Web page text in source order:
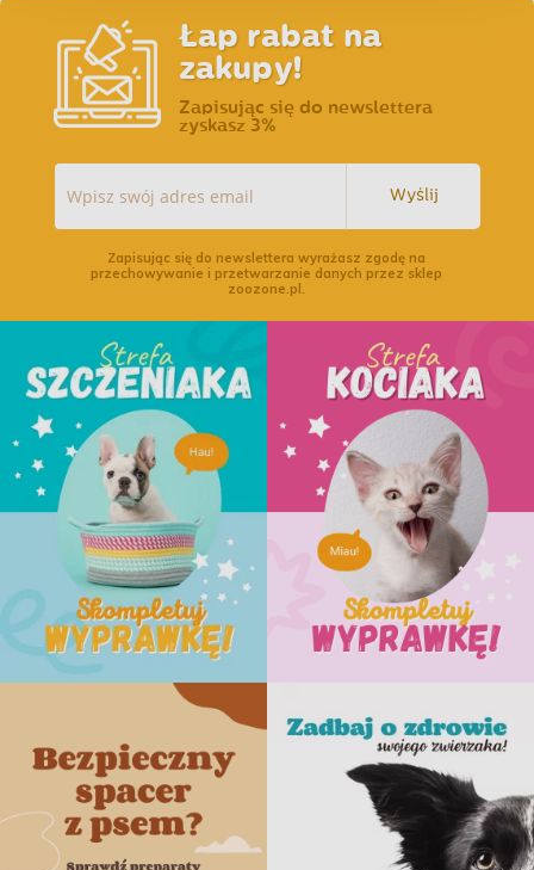
Łap rabat na
zakupy!
Zapisując się do newslettera
zyskasz 3%
Wyślij
Zapisując się do newslettera wyrażasz zgodę na
przechowywanie i przetwarzanie danych przez sklep
zoozone.pl.